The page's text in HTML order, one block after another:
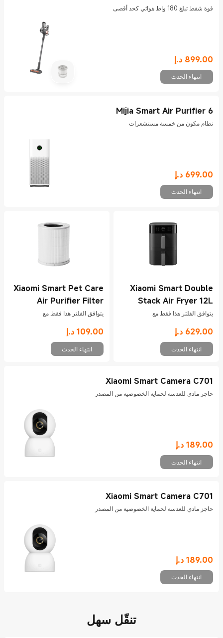
قوة شفط تبلغ 180 واط هوائي كحد أقصى
899.00 د.إ
Current Price د.إ899
انتهاء الحدث
Mijia Smart Air Purifier 6
نظام مكون من خمسة مستشعرات
699.00 د.إ
Current Price د.إ699
انتهاء الحدث
Xiaomi Smart Double
Stack Air Fryer 12L
Black
يتوافق الفلتر هذا فقط مع
629.00 د.إ
Current Price د.إ629
انتهاء الحدث
Xiaomi Smart Pet Care
Air Purifier Filter
يتوافق الفلتر هذا فقط مع
109.00 د.إ
Current Price د.إ109
انتهاء الحدث
Xiaomi Smart Camera C701
حاجز مادي للعدسة لحماية الخصوصية من المصدر
189.00 د.إ
Current Price د.إ189
انتهاء الحدث
Xiaomi Smart Camera C701
حاجز مادي للعدسة لحماية الخصوصية من المصدر
189.00 د.إ
Current Price د.إ189
انتهاء الحدث
تنقّل سهل